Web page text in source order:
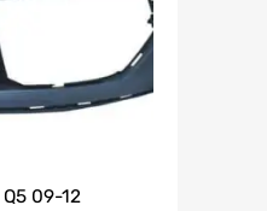
Q5 09-12